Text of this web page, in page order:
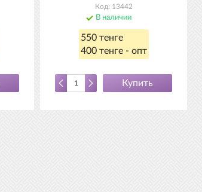
Код: 13442
В наличии
550 тенге
400 тенге - опт
Купить